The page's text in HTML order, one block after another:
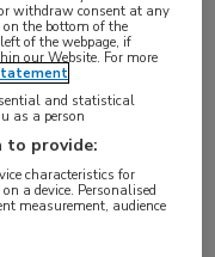
PRINCIPLE-
mensen met
van
zorg
sneller herstel of
te worden.
withdraw consent at any
the bottom of the
of the webpage, if
our Website. For more
and statistical
as a person
to provide:
characteristics for
a device. Personalised
measurement, audience